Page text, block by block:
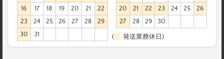
16
17 18 19 20 21
22
23
24 25 26 27 28
29
30
31
20
21 22 23 24 25
26
27
28 29 30
( 発送業務休日)